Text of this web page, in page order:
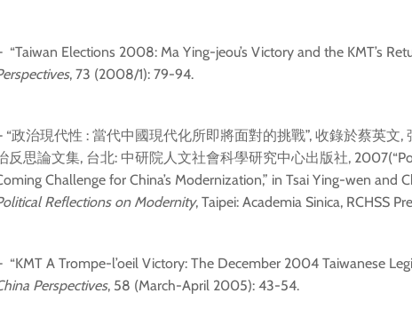
“Taiwan Elections 2008: Ma Ying-jeou’s Victory and the KMT’s
, 73 (2008/1): 79-94.
“政治現代性 : 當代中國現代化所即將面對的挑戰”, 收錄於蔡英文,
反思論文集, 台北: 中研院人文社會科學研究中心出版社,
Challenge for China’s Modernization,” in Tsai Ying-wen and
Reflections on Modernity, Taipei: Academia Sinica, RCHSS
“KMT A Trompe-l’oeil Victory: The December 2004 Taiwanese
Perspectives, 58 (March-April 2005): 43-54.